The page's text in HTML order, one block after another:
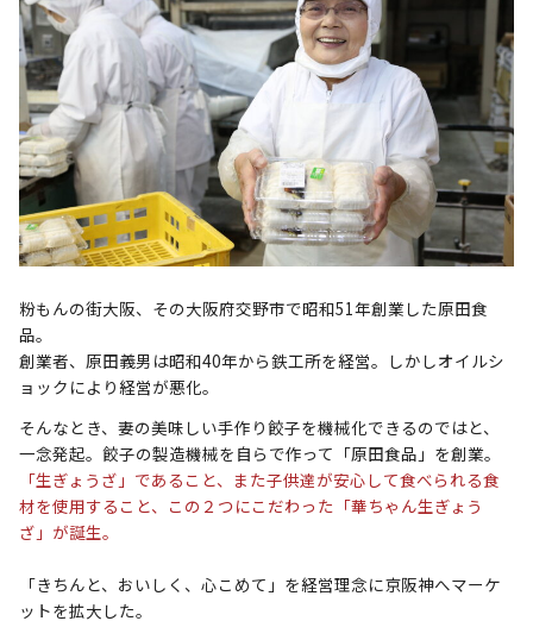
粉もんの街大阪、その大阪府交野市で昭和51年創業した原田食
品。
創業者、原田義男は昭和40年から鉄工所を経営。しかしオイルシ
ョックにより経営が悪化。
そんなとき、妻の美味しい手作り餃子を機械化できるのではと、
一念発起。餃子の製造機械を自らで作って「原田食品」を創業。
「生ぎょうざ」であること、また子供達が安心して食べられる食
材を使用すること、この２つにこだわった「華ちゃん生ぎょう
ざ」が誕生。
「きちんと、おいしく、心こめて」を経営理念に京阪神へマーケ
ットを拡大した。